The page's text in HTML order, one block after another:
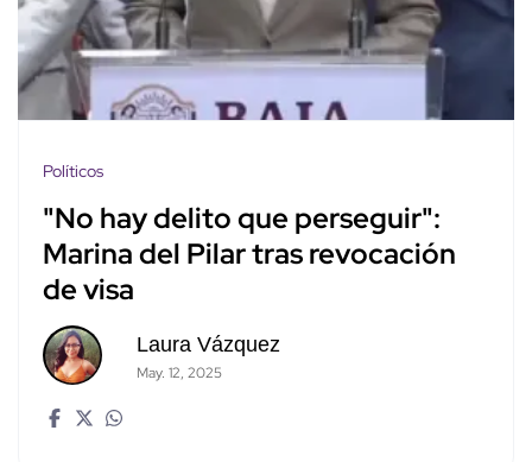
Políticos
"No hay delito que perseguir":
Marina del Pilar tras revocación
de visa
Laura Vázquez
May. 12, 2025